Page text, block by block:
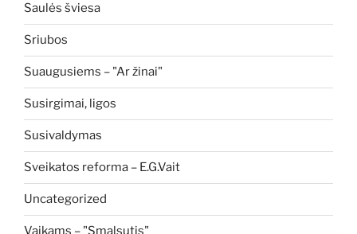
Saulės šviesa
Sriubos
Suaugusiems – "Ar žinai"
Susirgimai, ligos
Susivaldymas
Sveikatos reforma – E.G.Vait
Uncategorized
Vaikams – "Smalsutis"